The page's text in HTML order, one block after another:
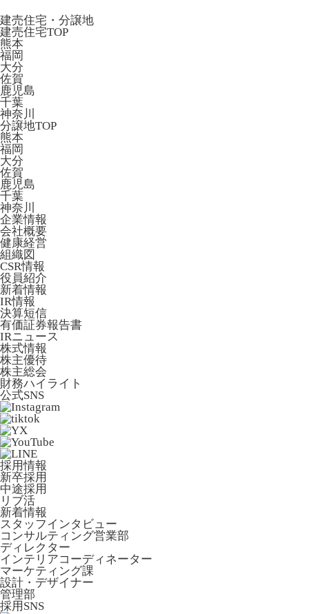
建売住宅・分譲地
建売住宅TOP
熊本
福岡
大分
佐賀
鹿児島
千葉
神奈川
分譲地TOP
熊本
福岡
大分
佐賀
鹿児島
千葉
神奈川
企業情報
会社概要
健康経営
組織図
CSR情報
役員紹介
新着情報
IR情報
決算短信
有価証券報告書
IRニュース
株式情報
株主優待
株主総会
財務ハイライト
公式SNS
採用情報
新卒採用
中途採用
リブ活
新着情報
スタッフインタビュー
コンサルティング営業部
ディレクター
インテリアコーディネーター
マーケティング課
設計・デザイナー
管理部
採用SNS